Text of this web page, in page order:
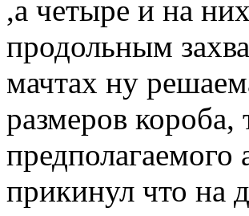
,а четыре и на
продольным
мачтах ну
размеров короба,
предполагаемого
прикинул что на